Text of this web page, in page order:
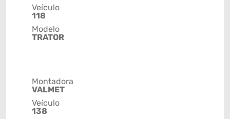
Veículo
118
Modelo
TRATOR
Montadora
VALMET
Veículo
138